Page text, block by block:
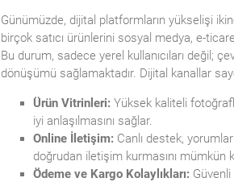
Günümüzde, dijital platformların yükselişi
birçok satıcı ürünlerini sosyal medya, e-
Bu durum, sadece yerel kullanıcıları değil;
dönüşümü sağlamaktadır. Dijital kanallar
Ürün Vitrinleri: Yüksek kaliteli
iyi anlaşılmasını sağlar.
Online İletişim: Canlı destek,
doğrudan iletişim kurmasını mümkün
Ödeme ve Kargo Kolaylıkları: